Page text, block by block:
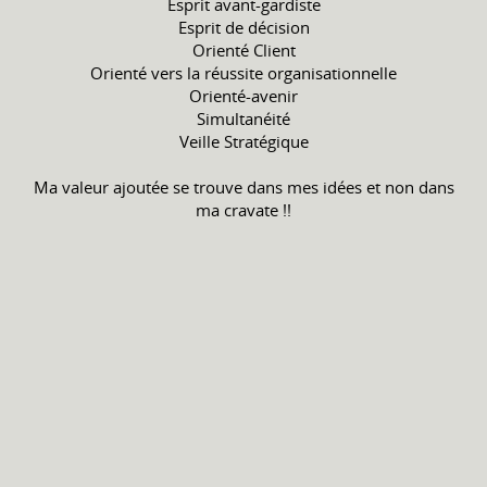
Esprit de décision
Orienté Client
Orienté vers la réussite organisationnelle
Orienté-avenir
Simultanéité
Veille Stratégique
Ma valeur ajoutée se trouve dans mes idées et non dans
ma cravate !!